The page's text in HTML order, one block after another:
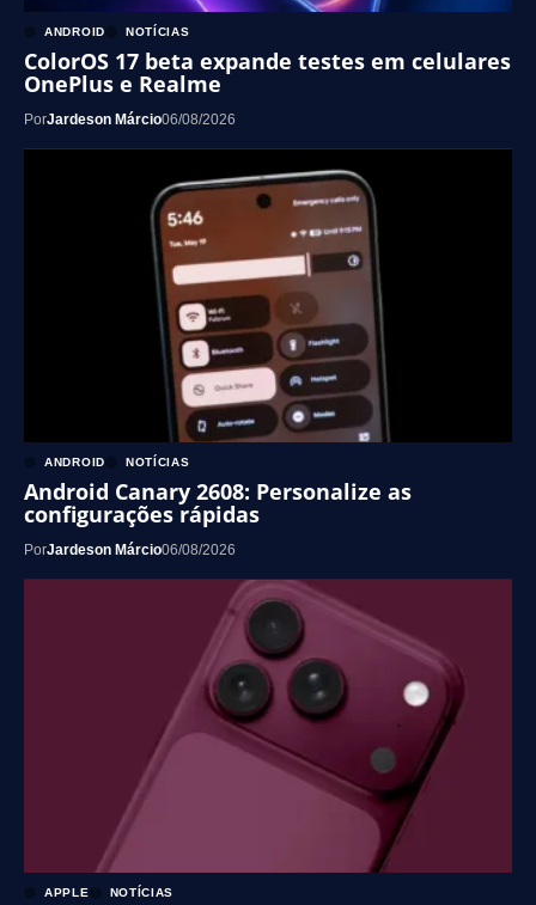
ANDROID NOTÍCIAS
ColorOS 17 beta expande testes em celulares
OnePlus e Realme
PorJardeson Márcio06/08/2026
ANDROID NOTÍCIAS
Android Canary 2608: Personalize as
configurações rápidas
PorJardeson Márcio06/08/2026
APPLE NOTÍCIAS